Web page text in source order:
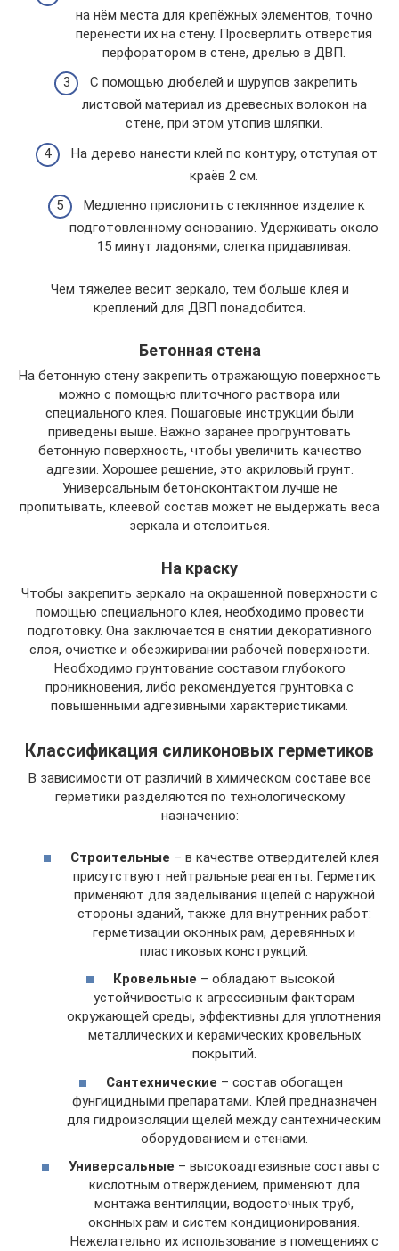
на нём места для крепёжных элементов, точно
перенести их на стену. Просверлить отверстия
перфоратором в стене, дрелью в ДВП.
С помощью дюбелей и шурупов закрепить
листовой материал из древесных волокон на
стене, при этом утопив шляпки.
На дерево нанести клей по контуру, отступая от
краёв 2 см.
Медленно прислонить стеклянное изделие к
подготовленному основанию. Удерживать около
15 минут ладонями, слегка придавливая.
Чем тяжелее весит зеркало, тем больше клея и
креплений для ДВП понадобится.
Бетонная стена
На бетонную стену закрепить отражающую поверхность
можно с помощью плиточного раствора или
специального клея. Пошаговые инструкции были
приведены выше. Важно заранее прогрунтовать
бетонную поверхность, чтобы увеличить качество
адгезии. Хорошее решение, это акриловый грунт.
Универсальным бетоноконтактом лучше не
пропитывать, клеевой состав может не выдержать веса
зеркала и отслоиться.
На краску
Чтобы закрепить зеркало на окрашенной поверхности с
помощью специального клея, необходимо провести
подготовку. Она заключается в снятии декоративного
слоя, очистке и обезжиривании рабочей поверхности.
Необходимо грунтование составом глубокого
проникновения, либо рекомендуется грунтовка с
повышенными адгезивными характеристиками.
Классификация силиконовых герметиков
В зависимости от различий в химическом составе все
герметики разделяются по технологическому
назначению:
Строительные – в качестве отвердителей клея
присутствуют нейтральные реагенты. Герметик
применяют для заделывания щелей с наружной
стороны зданий, также для внутренних работ:
герметизации оконных рам, деревянных и
пластиковых конструкций.
Кровельные – обладают высокой
устойчивостью к агрессивным факторам
окружающей среды, эффективны для уплотнения
металлических и керамических кровельных
покрытий.
Сантехнические – состав обогащен
фунгицидными препаратами. Клей предназначен
для гидроизоляции щелей между сантехническим
оборудованием и стенами.
Универсальные – высокоадгезивные составы с
кислотным отверждением, применяют для
монтажа вентиляции, водосточных труб,
оконных рам и систем кондиционирования.
Нежелательно их использование в помещениях с